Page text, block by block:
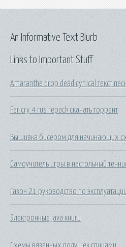
Links to Important Stuff
Amaranthe drop dead cynical текст
Far cry 4 rus repack скачать торрент
Вышивка бисером для начинающих
Самоучитель игры в настольный
Газон 21 руководство по эксплуатации
Электронные java книги
Схемы вязанных подушек спицами
An Informative Text Blurb